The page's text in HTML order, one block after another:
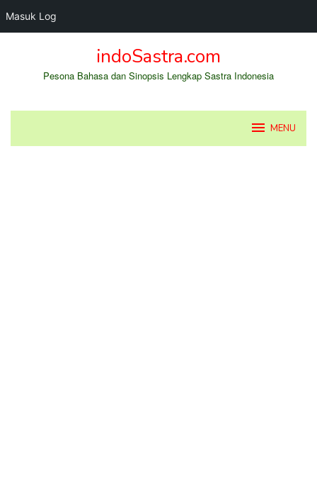
Masuk Log
indoSastra.com
Pesona Bahasa dan Sinopsis Lengkap Sastra Indonesia
MENU